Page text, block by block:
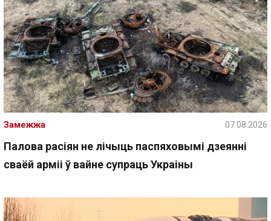
Палова расіян не лічыць паспяховымі дзеянні
сваёй арміі ў вайне супраць Украіны
Замежжа 07.08.2026